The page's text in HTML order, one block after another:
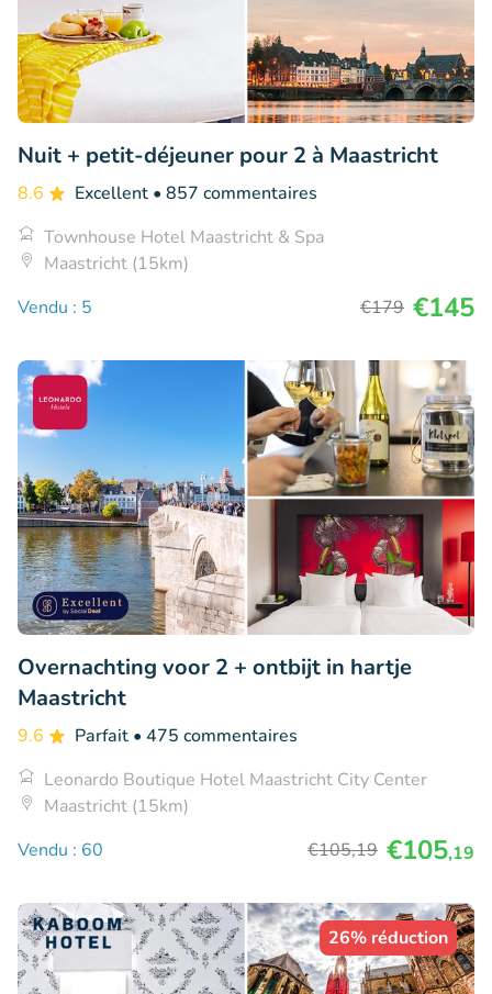
Nuit + petit-déjeuner pour 2 à Maastricht
8.6 Excellent • 857 commentaires
Townhouse Hotel Maastricht & Spa
Maastricht (15km)
Vendu : 5
€179 €145
Overnachting voor 2 + ontbijt in hartje
Maastricht
9.6 Parfait • 475 commentaires
Leonardo Boutique Hotel Maastricht City Center
Maastricht (15km)
Vendu : 60
€105,19 €105,19
26% réduction